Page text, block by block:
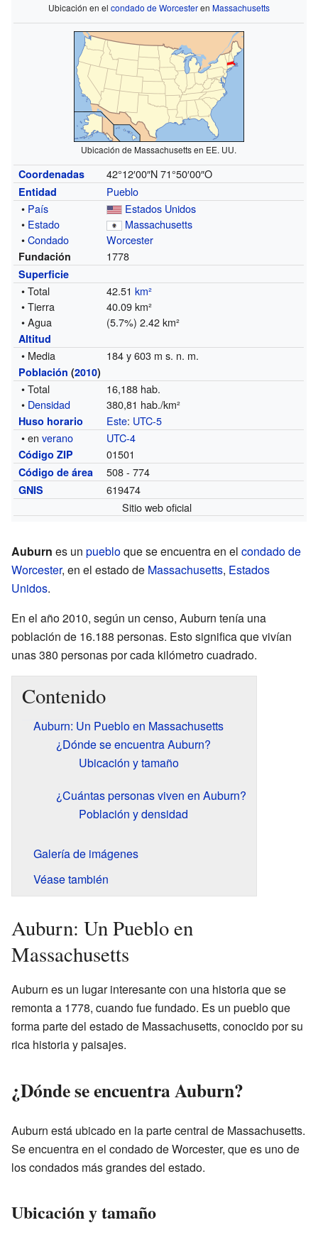
Ubicación en el condado de Worcesteren Massachusetts
Ubicación de Massachusetts en EE. UU.
Coordenadas 42°12′00″N 71°50′00″O
Entidad
Pueblo
• País
Estados Unidos
• Estado
Massachusetts
•Condado Worcester
Fundación 1778
Superficie
• Total 42.51km²
• Tierra
40.09 km²
• Agua
(5.7%) 2.42 km²
Altitud
• Media 184 y 603 m s. n. m.
Población (2010)
• Total
16,188 hab.
• Densidad 380,81 hab./km²
Huso horario Este: UTC-5
• enverano UTC-4
Código ZIP 01501
Código de área 508 - 774
GNIS
619474
Sitio web oficial
Auburn es un puebloque se encuentra en el condado de
Worcester, en el estado de Massachusetts, Estados
Unidos.
En el año 2010, según un censo, Auburn tenía una
población de 16.188 personas. Esto significa que vivían
unas 380 personas por cada kilómetro cuadrado.
Contenido
Auburn: Un Pueblo en Massachusetts
¿Dónde se encuentra Auburn?
Ubicación y tamaño
¿Cuántas personas viven en Auburn?
Población y densidad
Galería de imágenes
Véase también
Auburn: Un Pueblo en
Massachusetts
Auburn es un lugar interesante con una historia que se
remonta a 1778, cuando fue fundado. Es un pueblo que
forma parte del estado de Massachusetts, conocido por su
rica historia y paisajes.
¿Dónde se encuentra Auburn?
Auburn está ubicado en la parte central de Massachusetts.
Se encuentra en el condado de Worcester, que es uno de
los condados más grandes del estado.
Ubicación y tamaño